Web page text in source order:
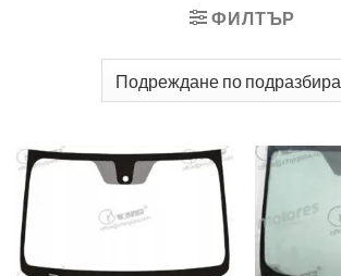
ФИЛТЪР